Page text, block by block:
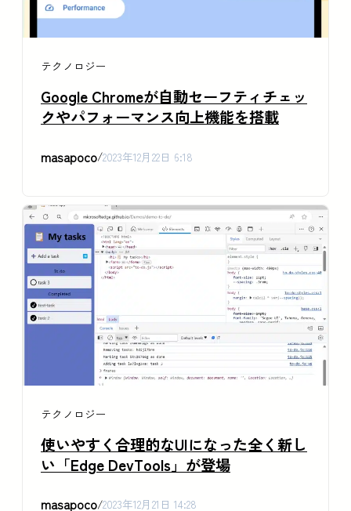
テクノロジー
Google Chromeが自動セーフティチェッ
クやパフォーマンス向上機能を搭載
masapoco/2023年12月22日 6:18
テクノロジー
使いやすく合理的なUIになった全く新し
い「Edge DevTools」が登場
masapoco/2023年12月21日 14:28